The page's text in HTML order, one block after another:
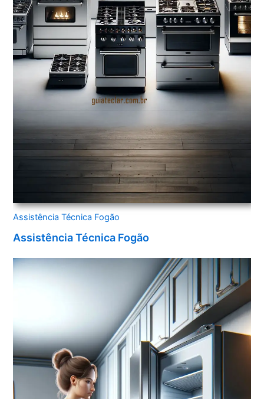
Assistência Técnica Fogão
Assistência Técnica Fogão